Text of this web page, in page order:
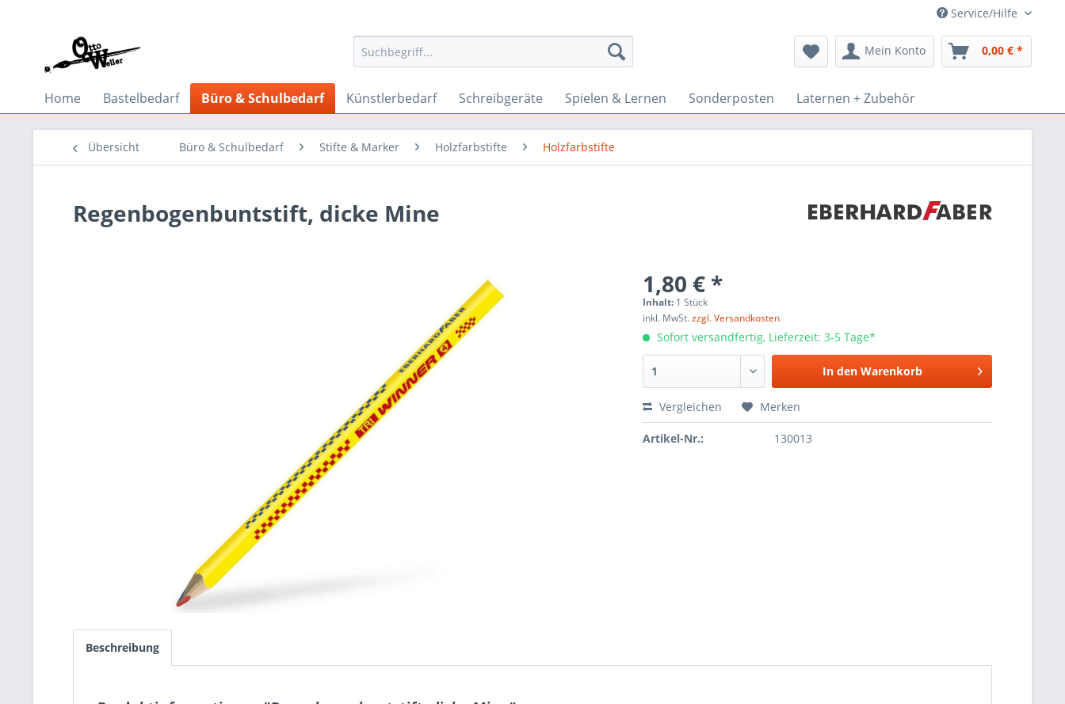
Service/Hilfe
Mein Konto 0,00 € *
Home Bastelbedarf Büro & Schulbedarf Künstlerbedarf Schreibgeräte Spielen & Lernen Sonderposten Laternen + Zubehör
Übersicht Büro & Schulbedarf Stifte & Marker Holzfarbstifte Holzfarbstifte
Regenbogenbuntstift, dicke Mine
1,80 € *
Inhalt: 1 Stück
inkl. MwSt.zzgl. Versandkosten
Sofort versandfertig, Lieferzeit: 3-5 Tage*
In den Warenkorb
Vergleichen Merken
Artikel-Nr.: 130013
Beschreibung